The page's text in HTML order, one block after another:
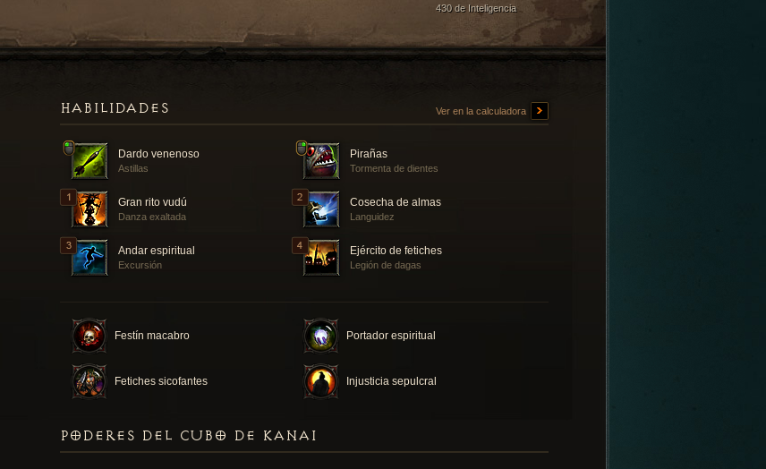
430 de Inteligencia
HABILIDADES Ver en la calculadora
Dardo venenoso
Astillas
Pirañas
Tormenta de dientes
Gran rito vudú
Danza exaltada
Cosecha de almas
Languidez
Andar espiritual
Excursión
Ejército de fetiches
Legión de dagas
Festín macabro Portador espiritual
Fetiches sicofantes Injusticia sepulcral
PODERES DEL CUBO DE KANAI